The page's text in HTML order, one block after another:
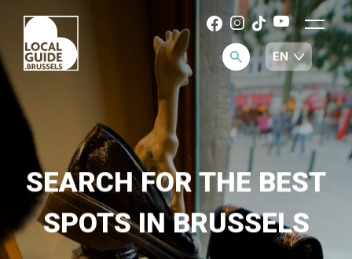
SEARCH FOR THE BEST
SPOTS IN BRUSSELS